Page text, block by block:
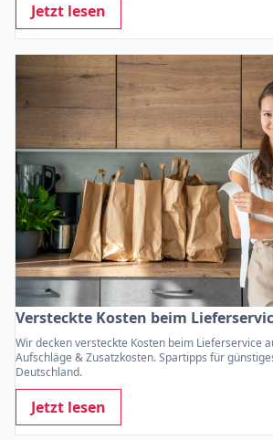
Jetzt lesen
Versteckte Kosten beim
Wir decken versteckte Kosten beim Lieferservice
Aufschläge & Zusatzkosten. Spartipps für
Deutschland.
Jetzt lesen